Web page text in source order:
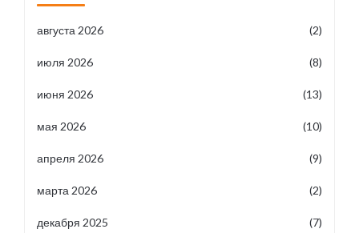
августа 2026 (2)
июля 2026 (8)
июня 2026 (13)
мая 2026 (10)
апреля 2026 (9)
марта 2026 (2)
декабря 2025 (7)